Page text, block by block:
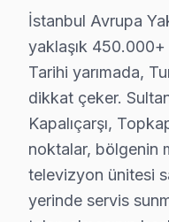
Karagümrük
Karagümrük'de
Fatih TV Servis
Katip Kasım
Katip Kasım
Katip Kasım Avox
Kemalpaşa
İstanbul Avrupa
yaklaşık 450.000+
Tarihi yarımada,
dikkat çeker.
Kapalıçarşı,
noktalar, bölgenin
televizyon ünitesi
yerinde servis